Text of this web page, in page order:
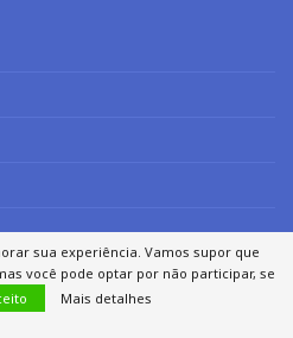
sua experiência. Vamos supor que
você pode optar por não participar, se
Mais detalhes